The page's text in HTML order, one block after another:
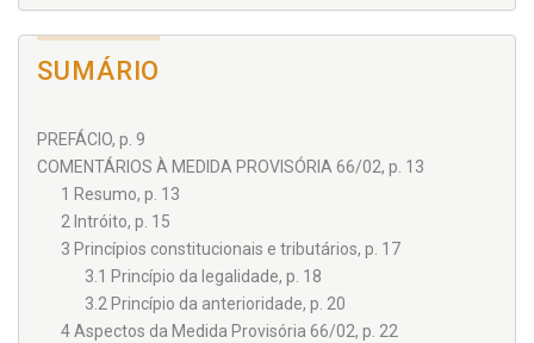
SUMÁRIO
PREFÁCIO, p. 9
COMENTÁRIOS À MEDIDA PROVISÓRIA 66/02, p. 13
1 Resumo, p. 13
2 Intróito, p. 15
3 Princípios constitucionais e tributários, p. 17
3.1 Princípio da legalidade, p. 18
3.2 Princípio da anterioridade, p. 20
4 Aspectos da Medida Provisória 66/02, p. 22